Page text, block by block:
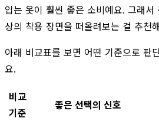
입는 옷이 훨씬 좋은 소비예요. 그래서
상의 착용 장면을 떠올려보는 걸 추천
아래 비교표를 보면 어떤 기준으로 판
요.
비교
기준
좋은 선택의 신호